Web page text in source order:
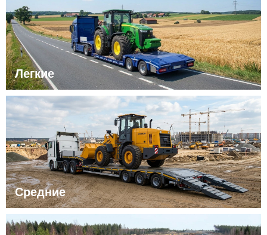
Легкие
Средние